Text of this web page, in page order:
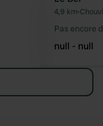
Préféré4,9 km•
Pas encore
null - null